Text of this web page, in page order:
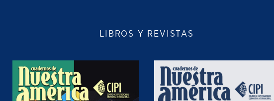
LIBROS Y REVISTAS